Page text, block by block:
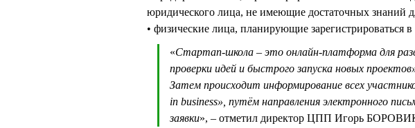
юридического лица, не имеющие достаточных знаний
• физические лица, планирующие зарегистрироваться в
«Стартап-школа – это онлайн-платформа для
проверки идей и быстрого запуска новых
Затем происходит информирование всех
in business», путём направления электронного
заявки», – отметил директор ЦПП Игорь